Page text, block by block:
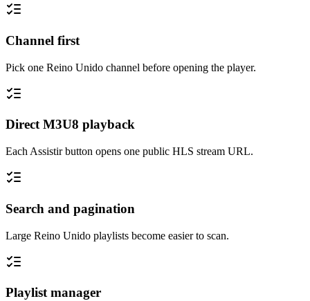
Channel first
Pick one Reino Unido channel before opening the player.
Direct M3U8 playback
Each Assistir button opens one public HLS stream URL.
Search and pagination
Large Reino Unido playlists become easier to scan.
Playlist manager